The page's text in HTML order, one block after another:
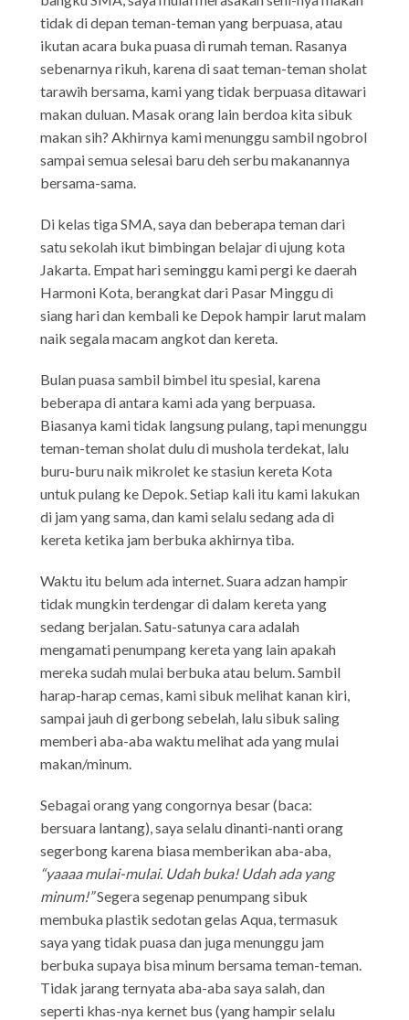
tidak di depan teman-teman yang berpuasa, atau
ikutan acara buka puasa di rumah teman. Rasanya
sebenarnya rikuh, karena di saat teman-teman sholat
tarawih bersama, kami yang tidak berpuasa ditawari
makan duluan. Masak orang lain berdoa kita sibuk
makan sih? Akhirnya kami menunggu sambil ngobrol
sampai semua selesai baru deh serbu makanannya
bersama-sama.
Di kelas tiga SMA, saya dan beberapa teman dari
satu sekolah ikut bimbingan belajar di ujung kota
Jakarta. Empat hari seminggu kami pergi ke daerah
Harmoni Kota, berangkat dari Pasar Minggu di
siang hari dan kembali ke Depok hampir larut malam
naik segala macam angkot dan kereta.
Bulan puasa sambil bimbel itu spesial, karena
beberapa di antara kami ada yang berpuasa.
Biasanya kami tidak langsung pulang, tapi menunggu
teman-teman sholat dulu di mushola terdekat, lalu
buru-buru naik mikrolet ke stasiun kereta Kota
untuk pulang ke Depok. Setiap kali itu kami lakukan
di jam yang sama, dan kami selalu sedang ada di
kereta ketika jam berbuka akhirnya tiba.
Waktu itu belum ada internet. Suara adzan hampir
tidak mungkin terdengar di dalam kereta yang
sedang berjalan. Satu-satunya cara adalah
mengamati penumpang kereta yang lain apakah
mereka sudah mulai berbuka atau belum. Sambil
harap-harap cemas, kami sibuk melihat kanan kiri,
sampai jauh di gerbong sebelah, lalu sibuk saling
memberi aba-aba waktu melihat ada yang mulai
makan/minum.
Sebagai orang yang congornya besar (baca:
bersuara lantang), saya selalu dinanti-nanti orang
segerbong karena biasa memberikan aba-aba,
“yaaaa mulai-mulai. Udah buka! Udah ada yang
minum!”Segera segenap penumpang sibuk
membuka plastik sedotan gelas Aqua, termasuk
saya yang tidak puasa dan juga menunggu jam
berbuka supaya bisa minum bersama teman-teman.
Tidak jarang ternyata aba-aba saya salah, dan
seperti khas-nya kernet bus (yang hampir selalu